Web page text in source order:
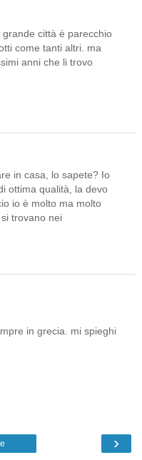
città è parecchio
come tanti altri. ma
anni che li trovo
in casa, lo sapete? Io
ottima qualità, la devo
io è molto ma molto
trovano nei
in grecia. mi spieghi
›